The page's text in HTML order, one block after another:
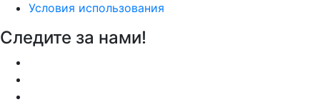
Условия использования
Следите за нами!